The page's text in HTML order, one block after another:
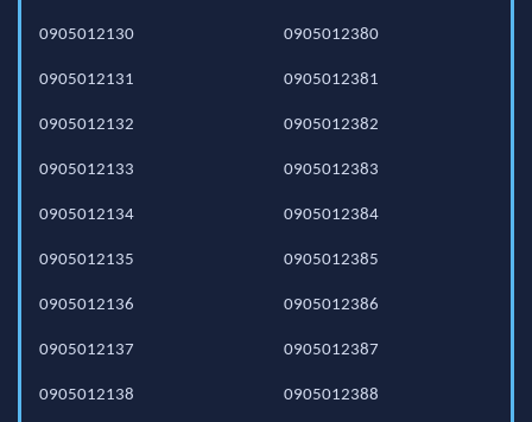
0905012130
0905012131
0905012132
0905012133
0905012134
0905012135
0905012136
0905012137
0905012138
0905012380
0905012381
0905012382
0905012383
0905012384
0905012385
0905012386
0905012387
0905012388